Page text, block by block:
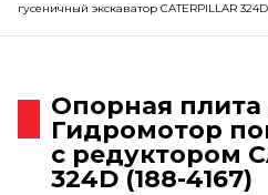
гусеничный экскаватор CATERPILLAR 324D
Опорная плита
Гидромотор
с редуктором
324D (188-4167)